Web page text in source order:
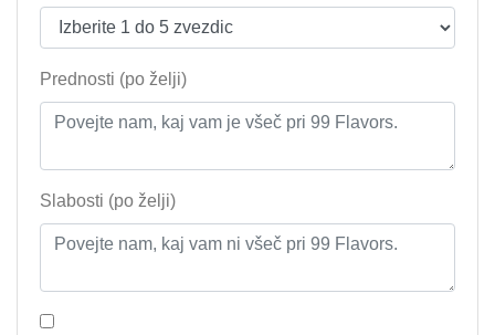
Prednosti (po želji)
Slabosti (po želji)